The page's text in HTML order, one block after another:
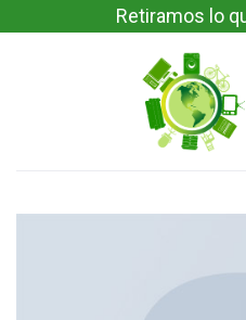
to
Retiramos lo